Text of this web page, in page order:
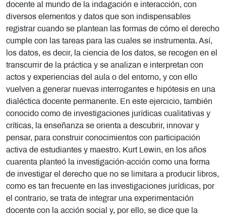
docente al mundo de la indagación e interacción, con
diversos elementos y datos que son indispensables
registrar cuando se plantean las formas de cómo el derecho
cumple con las tareas para las cuales se instrumenta. Así,
los datos, es decir, la ciencia de los datos, se recogen en el
transcurrir de la práctica y se analizan e interpretan con
actos y experiencias del aula o del entorno, y con ello
vuelven a generar nuevas interrogantes e hipótesis en una
dialéctica docente permanente. En este ejercicio, también
conocido como de investigaciones jurídicas cualitativas y
críticas, la enseñanza se orienta a descubrir, innovar y
pensar, para construir conocimientos con participación
activa de estudiantes y maestro. Kurt Lewin, en los años
cuarenta planteó la investigación-acción como una forma
de investigar el derecho que no se limitara a producir libros,
como es tan frecuente en las investigaciones jurídicas, por
el contrario, se trata de integrar una experimentación
docente con la acción social y, por ello, se dice que la